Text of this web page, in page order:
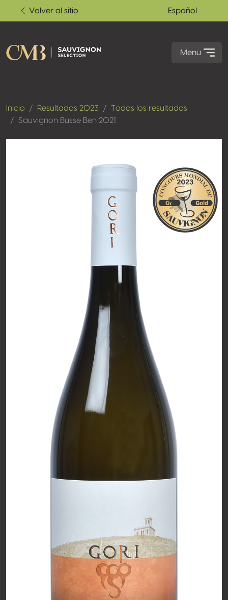
Volver al sitio Español
Menu
Inicio Resultados 2023
Todos los resultados
Sauvignon Busse Ben 2021